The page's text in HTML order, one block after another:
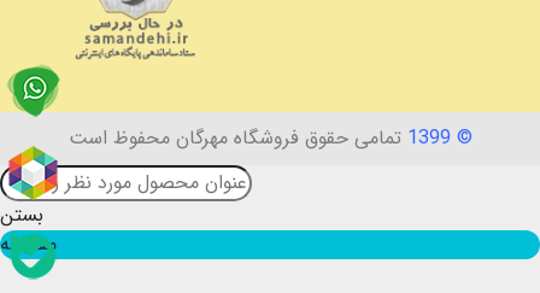
© 1399 تمامی حقوق فروشگاه مهرگان محفوظ است
بستن
مقایسه